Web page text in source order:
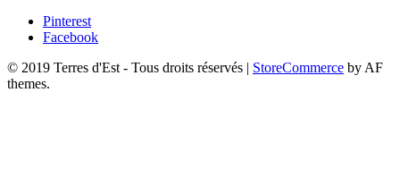
Pinterest
Facebook
© 2019 Terres d'Est - Tous droits réservés
StoreCommerce by AF
themes.